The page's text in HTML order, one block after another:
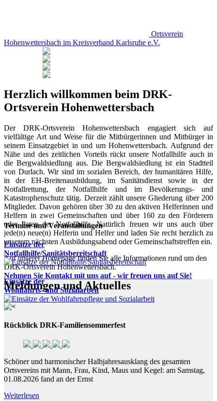
Ortsverein
Hohenwettersbach im Kreisverband Karlsruhe e.V.
Herzlich willkommen beim DRK-
Ortsverein Hohenwettersbach
Der DRK-Ortsverein Hohenwettersbach engagiert sich auf
vielfältige Art und Weise für die Mitbürgerinnen und Mitbürger in
seinem Einsatzgebiet in und um Hohenwettersbach. Aufgrund der
Nähe und des zeitlichen Vorteils rückt unsere Notfallhilfe auch in
die Bergwaldsiedlung aus. Die Bergwaldsiedlung ist ein Stadtteil
von Durlach. Wir sind im sozialen Bereich, der humanitären Hilfe,
in der EH-Breitenausbildung, im Sanitätsdienst sowie in der
Notfallrettung, der Notfallhilfe und im Bevölkerungs- und
Katastrophenschutz tätig. Derzeit zählt unsere Gliederung über 200
Mitglieder. Davon gehören über 30 zu den aktiven Helferinnen und
Helfern in zwei Gemeinschaften und über 160 zu den Förderern
oder Paten der Notfallhilfe. Natürlich freuen wir uns auch über
jede(n) neue(n) Helferin und Helfer und laden Sie recht herzlich zu
unserem nächsten Ausbildungsabend oder Gemeinschaftstreffen ein.
Auf unserer Homepage finden Sie alle Informationen rund um den
DRK-Ortsverein Hohenwettersbach.
Nehmen Sie Kontakt mit uns auf - wir freuen uns auf Sie!
Termine und Veranstaltungen
Einsätze der
Notfallhilfe/Sanitätsbereitschaft
Einsätze der
Wohlfahrts- und Sozialarbeit
Meldungen und Aktuelles
Rückblick DRK-Familiensommerfest
Schöner und harmonischer Halbjahresausklang des gesamten
Ortsvereins mit Mann, Frau, Kind, Maus und Kegel: am Samstag,
01.08.2026 fand an der Ernst
Weiterlesen